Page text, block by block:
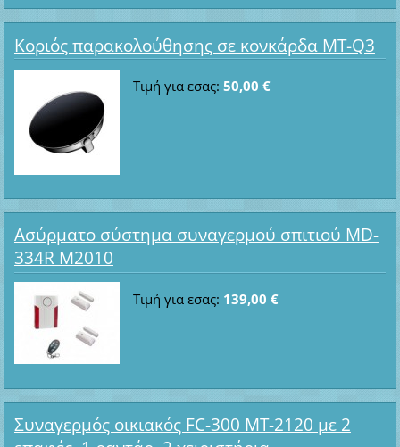
Κοριός παρακολούθησης σε κονκάρδα MT-Q3
Τιμή για εσας: 50,00 €
Ασύρματο σύστημα συναγερμού σπιτιού MD-
334R M2010
Τιμή για εσας: 139,00 €
Συναγερμός οικιακός FC-300 MT-2120 με 2